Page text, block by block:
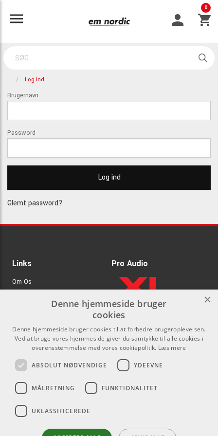
0
Log Ind
Brugernavn
Password
Glemt password?
Links
Om Os
GDPR & Cookies
Pro Audio
.
Kontakt
Som privatperson kan du ikke
købe på denne hjemmeside, alt
forhandlere.
info@emnordic.dk
Sociale medier
×
Denne hjemmeside bruger
cookies
Denne hjemmeside bruger cookies til at forbedre brugeroplevelsen.
Ved at bruge vores hjemmeside giver du samtykke til alle cookies i
overensstemmelse med vores cookiepolitik. Læs mere
ABSOLUT NØDVENDIGE YDEEVNE
MÅLRETNING FUNKTIONALITET
UKLASSIFICEREDE